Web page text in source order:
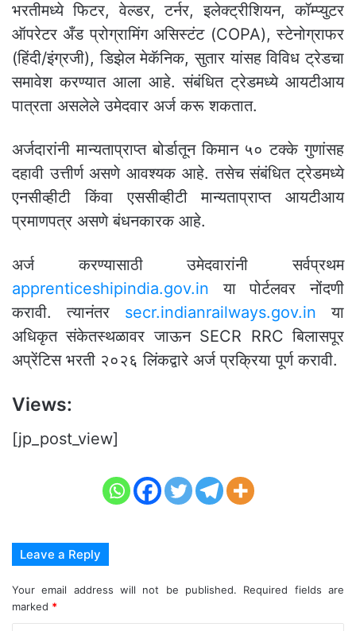
भरतीमध्ये फिटर, वेल्डर, टर्नर, इलेक्ट्रीशियन, कॉम्प्युटर
ऑपरेटर अँड प्रोग्रामिंग असिस्टंट (COPA), स्टेनोग्राफर
(हिंदी/इंग्रजी), डिझेल मेकॅनिक, सुतार यांसह विविध ट्रेडचा
समावेश करण्यात आला आहे. संबंधित ट्रेडमध्ये आयटीआय
पात्रता असलेले उमेदवार अर्ज करू शकतात.
अर्जदारांनी मान्यताप्राप्त बोर्डातून किमान ५० टक्के गुणांसह
दहावी उत्तीर्ण असणे आवश्यक आहे. तसेच संबंधित ट्रेडमध्ये
एनसीव्हीटी किंवा एससीव्हीटी मान्यताप्राप्त आयटीआय
प्रमाणपत्र असणे बंधनकारक आहे.
अर्ज करण्यासाठी उमेदवारांनी सर्वप्रथम
apprenticeshipindia.gov.in या पोर्टलवर नोंदणी
करावी. त्यानंतर secr.indianrailways.gov.in या
अधिकृत संकेतस्थळावर जाऊन SECR RRC बिलासपूर
अप्रेंटिस भरती २०२६ लिंकद्वारे अर्ज प्रक्रिया पूर्ण करावी.
Views:
[jp_post_view]
Leave a Reply
Your email address will not be published.
Required fields are
marked *